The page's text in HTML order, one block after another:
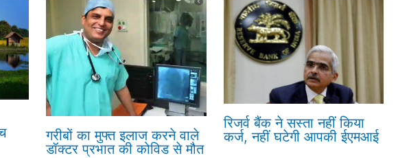
गरीबों का मुफ्त इलाज करने वाले
डॉक्टर प्रभात की कोविड से मौत
रिजर्व बैंक ने सस्ता नहीं किया
कर्ज, नहीं घटेगी आपकी ईएमआई